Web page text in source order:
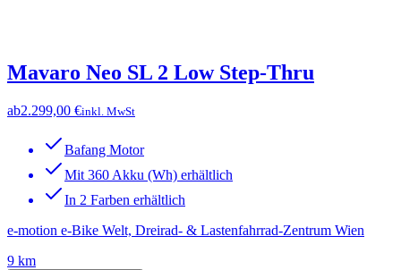
Mavaro Neo SL 2 Low Step-Thru
ab2.299,00 €inkl. MwSt
Bafang Motor
Mit 360 Akku (Wh) erhältlich
In 2 Farben erhältlich
e-motion e-Bike Welt, Dreirad- & Lastenfahrrad-Zentrum Wien
9 km